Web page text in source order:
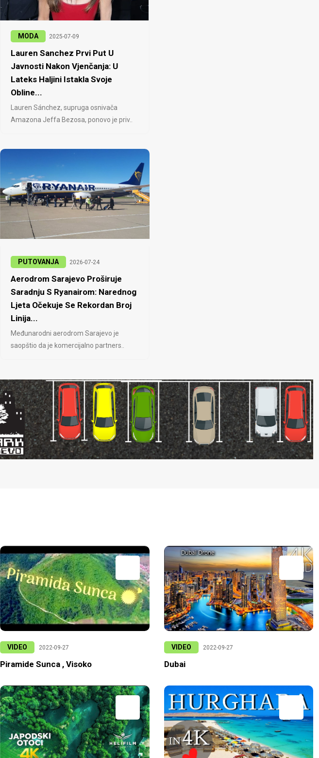
MODA 2025-07-09
Lauren Sanchez Prvi Put U
Javnosti Nakon Vjenčanja: U
Lateks Haljini Istakla Svoje
Obline...
Lauren Sánchez, supruga osnivača
Amazona Jeffa Bezosa, ponovo je priv..
PUTOVANJA 2026-07-24
Aerodrom Sarajevo Proširuje
Saradnju S Ryanairom: Narednog
Ljeta Očekuje Se Rekordan Broj
Linija...
Međunarodni aerodrom Sarajevo je
saopštio da je komercijalno partners..
VIDEO 2022-09-27
Piramide Sunca , Visoko
VIDEO 2022-09-27
Dubai